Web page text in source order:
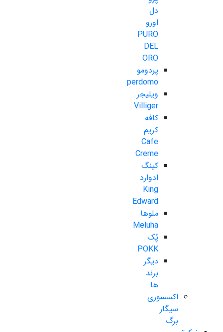
دل
اورو
PURO
DEL
ORO
پردومو
perdomo
ویلیجر
Villiger
کافه
کریم
Cafe
Creme
کینگ
ادوارد
King
Edward
ملوها
Meluha
پُک
POKK
دیگر
برند
ها
اکسسوری
سیگار
برگ